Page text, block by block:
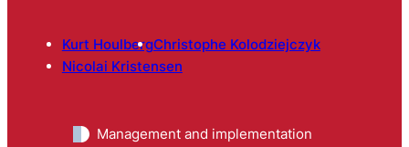
Kurt HoulbergChristophe Kolodziejczyk
Nicolai Kristensen
Management and implementation